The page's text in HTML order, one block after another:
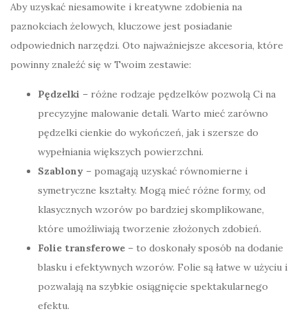
Aby uzyskać niesamowite i kreatywne zdobienia na
paznokciach żelowych, kluczowe jest posiadanie
odpowiednich narzędzi. Oto najważniejsze akcesoria, które
powinny znaleźć się w Twoim zestawie:
Pędzelki – różne rodzaje pędzelków pozwolą Ci na
precyzyjne malowanie detali. Warto mieć zarówno
pędzelki cienkie do wykończeń, jak i szersze do
wypełniania większych powierzchni.
Szablony – pomagają uzyskać równomierne i
symetryczne kształty. Mogą mieć różne formy, od
klasycznych wzorów po bardziej skomplikowane,
które umożliwiają tworzenie złożonych zdobień.
Folie transferowe – to doskonały sposób na dodanie
blasku i efektywnych wzorów. Folie są łatwe w użyciu i
pozwalają na szybkie osiągnięcie spektakularnego
efektu.